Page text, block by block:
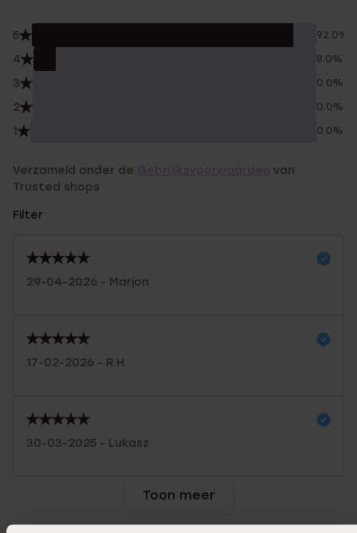
5 92.0%
4 8.0%
3 0.0%
2 0.0%
1 0.0%
Verzameld onder de
van
Trusted shops
Filter
29-04-2026 - Marjon
17-02-2026 - R H.
30-03-2025 - Lukasz
Toon meer